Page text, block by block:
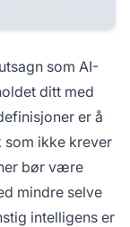
som AI-
ditt med
er å
ikke krever
bør være
mindre selve
intelligens er